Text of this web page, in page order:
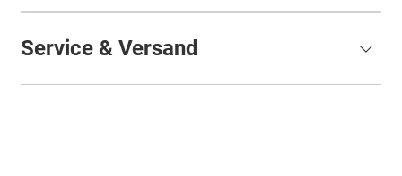
Service & Versand